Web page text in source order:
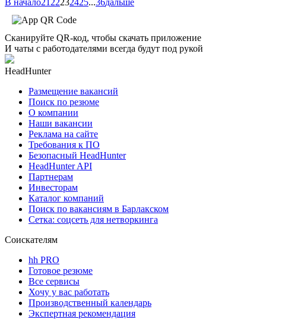
Сканируйте QR-код, чтобы скачать приложение
И чаты с работодателями всегда будут под рукой
HeadHunter
Размещение вакансий
Поиск по резюме
О компании
Наши вакансии
Реклама на сайте
Требования к ПО
Безопасный HeadHunter
HeadHunter API
Партнерам
Инвесторам
Каталог компаний
Поиск по вакансиям в Барлакском
Сетка: соцсеть для нетворкинга
Соискателям
hh PRO
Готовое резюме
Все сервисы
Хочу у вас работать
Производственный календарь
Экспертная рекомендация